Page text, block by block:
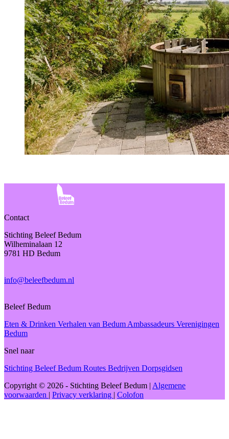
Contact
Stichting Beleef Bedum
Wilheminalaan 12
9781 HD Bedum
info@beleefbedum.nl
Beleef Bedum
Eten & Drinken Verhalen van BedumAmbassadeurs Verenigingen
Bedum
Snel naar
Stichting Beleef Bedum Routes Bedrijven Dorpsgidsen
Copyright © 2026 - Stichting Beleef Bedum | Algemene
voorwaarden | Privacy verklaring | Colofon